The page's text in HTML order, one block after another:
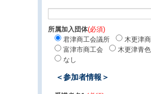
所属加入団体(必須)
君津商工会議所
木更津
富津市商工会
木更津青
なし
＜参加者情報＞